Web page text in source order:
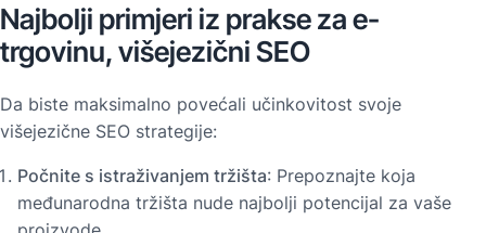
Najbolji primjeri iz prakse za e-
trgovinu, višejezični SEO
Da biste maksimalno povećali učinkovitost svoje
višejezične SEO strategije:
Počnite s istraživanjem tržišta: Prepoznajte koja
međunarodna tržišta nude najbolji potencijal za vaše